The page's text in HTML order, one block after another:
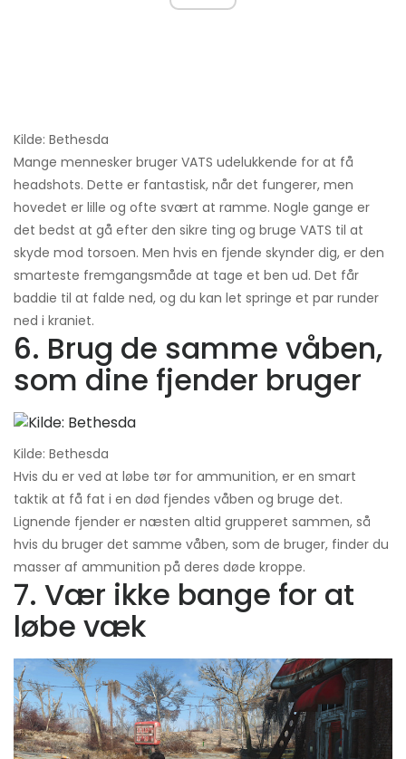
Kilde: Bethesda
Mange mennesker bruger VATS udelukkende for at få
headshots. Dette er fantastisk, når det fungerer, men
hovedet er lille og ofte svært at ramme. Nogle gange er
det bedst at gå efter den sikre ting og bruge VATS til at
skyde mod torsoen. Men hvis en fjende skynder dig, er den
smarteste fremgangsmåde at tage et ben ud. Det får
baddie til at falde ned, og du kan let springe et par runder
ned i kraniet.
6. Brug de samme våben,
som dine fjender bruger
Kilde: Bethesda
Hvis du er ved at løbe tør for ammunition, er en smart
taktik at få fat i en død fjendes våben og bruge det.
Lignende fjender er næsten altid grupperet sammen, så
hvis du bruger det samme våben, som de bruger, finder du
masser af ammunition på deres døde kroppe.
7. Vær ikke bange for at
løbe væk